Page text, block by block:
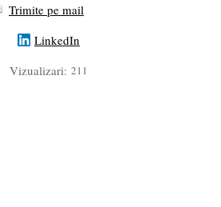
Trimite pe mail
LinkedIn
Vizualizari: 211